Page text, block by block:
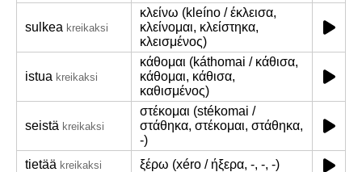
sulkea kreikaksi
κλείνω (kleíno / έκλεισα,
κλείνομαι, κλείστηκα,
κλεισμένος)
istua kreikaksi
κάθομαι (káthomai / κάθισα,
κάθομαι, κάθισα,
καθισμένος)
seistä kreikaksi
στέκομαι (stékomai /
στάθηκα, στέκομαι, στάθηκα,
-)
tietää kreikaksi ξέρω (xéro / ήξερα, -, -, -)